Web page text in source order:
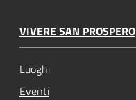
VIVERE SAN PROSPERO
Luoghi
Eventi